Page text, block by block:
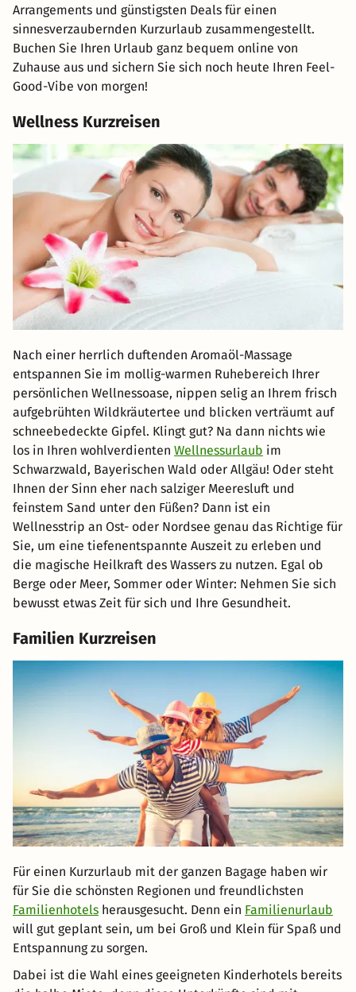
Arrangements und günstigsten Deals für einen
sinnesverzaubernden Kurzurlaub zusammengestellt.
Buchen Sie Ihren Urlaub ganz bequem online von
Zuhause aus und sichern Sie sich noch heute Ihren Feel-
Good-Vibe von morgen!
Wellness Kurzreisen
Nach einer herrlich duftenden Aromaöl-Massage
entspannen Sie im mollig-warmen Ruhebereich Ihrer
persönlichen Wellnessoase, nippen selig an Ihrem frisch
aufgebrühten Wildkräutertee und blicken verträumt auf
schneebedeckte Gipfel. Klingt gut? Na dann nichts wie
los in Ihren wohlverdienten Wellnessurlaub im
Schwarzwald, Bayerischen Wald oder Allgäu! Oder steht
Ihnen der Sinn eher nach salziger Meeresluft und
feinstem Sand unter den Füßen? Dann ist ein
Wellnesstrip an Ost- oder Nordsee genau das Richtige für
Sie, um eine tiefenentspannte Auszeit zu erleben und
die magische Heilkraft des Wassers zu nutzen. Egal ob
Berge oder Meer, Sommer oder Winter: Nehmen Sie sich
bewusst etwas Zeit für sich und Ihre Gesundheit.
Familien Kurzreisen
Für einen Kurzurlaub mit der ganzen Bagage haben wir
für Sie die schönsten Regionen und freundlichsten
Familienhotels herausgesucht. Denn ein Familienurlaub
will gut geplant sein, um bei Groß und Klein für Spaß und
Entspannung zu sorgen.
Dabei ist die Wahl eines geeigneten Kinderhotels bereits